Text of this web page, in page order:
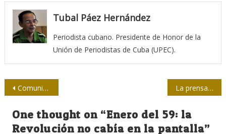
Tubal Páez Hernández
Periodista cubano. Presidente de Honor de la
Unión de Periodistas de Cuba (UPEC).
Navegación
de
entradas
Comunicar es vaciarse, no llenarse de información La prensa y el reto de calcar la vida
One thought on “Enero del 59: la
Revolución no cabía en la pantalla”